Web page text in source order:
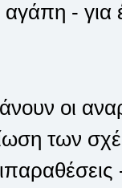
-
οι
των